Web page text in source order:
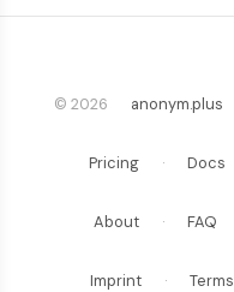
© 2026 anonym.plus
Pricing · Docs
About · FAQ
Imprint · Terms